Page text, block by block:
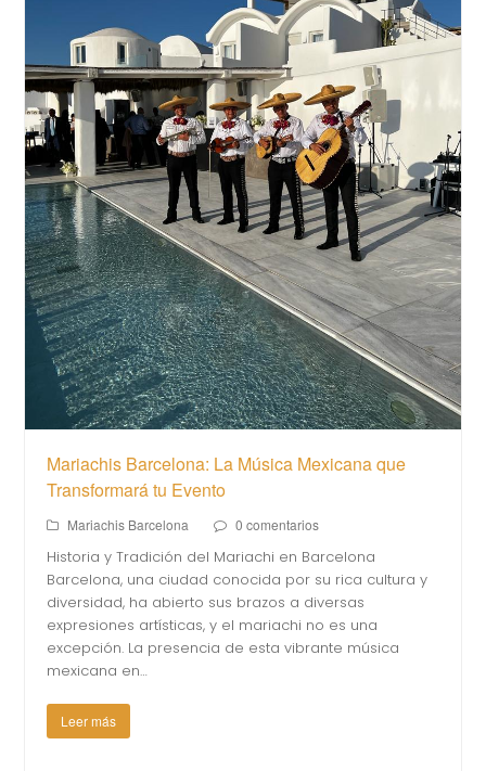
Mariachis Barcelona: La Música Mexicana que
Transformará tu Evento
Mariachis Barcelona 0 comentarios
Historia y Tradición del Mariachi en Barcelona
Barcelona, una ciudad conocida por su rica cultura y
diversidad, ha abierto sus brazos a diversas
expresiones artísticas, y el mariachi no es una
excepción. La presencia de esta vibrante música
mexicana en…
Leer más